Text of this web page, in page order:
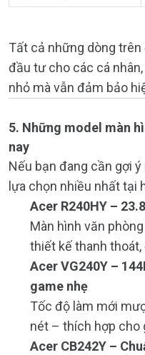
Tất cả những dòng trên
đầu tư cho các cá
nhỏ mà vẫn đảm bảo
5. Những model màn
nay
Nếu bạn đang cần gợi
lựa chọn nhiều nhất tại
Acer R240HY –
Màn hình văn
thiết kế thanh
Acer VG240Y –
game nhẹ
Tốc độ làm mới
nét – thích hợp cho
Acer CB242Y –